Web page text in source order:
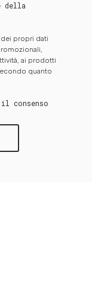
della
propri dati
ai prodotti
quanto
il consenso